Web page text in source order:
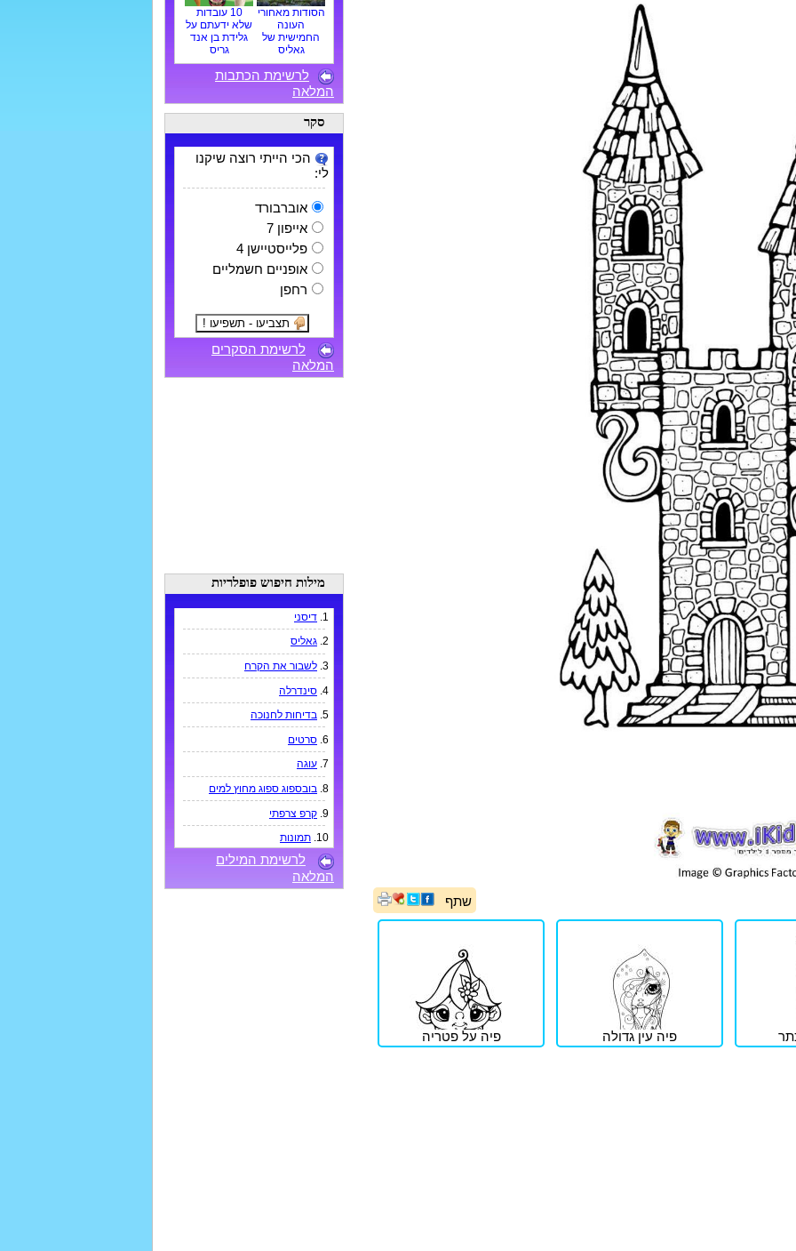
שתף
פיה עין גדולה פיה על פטריה
הסודות מאחורי
העונה
החמישית של
גאליס
10 עובדות
שלא ידעתם על
גלידת בן אנד
גריס
לרשימת הכתבות
המלאה
סקר
הכי הייתי רוצה שיקנו
לי:
אוברבורד
אייפון 7
פלייסטיישן 4
אופניים חשמליים
רחפן
לרשימת הסקרים
המלאה
מילות חיפוש פופלריות
1. דיסני
2. גאליס
3. לשבור את הקרח
4. סינדרלה
5. בדיחות לחנוכה
6. סרטים
7. עוגה
8. בובספוג ספוג מחוץ למים
9. קרפ צרפתי
10. תמונות
לרשימת המילים
המלאה